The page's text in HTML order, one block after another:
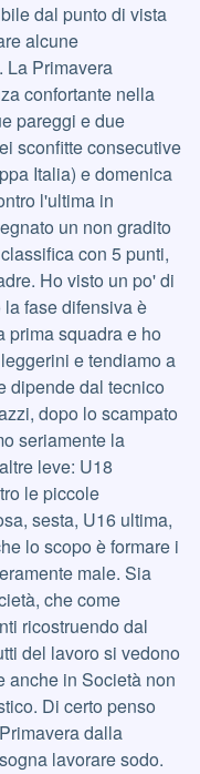
dal punto di vista
alcune
La Primavera
confortante nella
pareggi e due
sconfitte consecutive
Italia) e domenica
l'ultima in
un non gradito
con 5 punti,
Ho visto un po' di
fase difensiva è
prima squadra e ho
e tendiamo a
dipende dal tecnico
dopo lo scampato
seriamente la
leve: U18
le piccole
sesta, U16 ultima,
lo scopo è formare i
male. Sia
che come
ricostruendo dal
del lavoro si vedono
anche in Società non
Di certo penso
dalla
lavorare sodo.